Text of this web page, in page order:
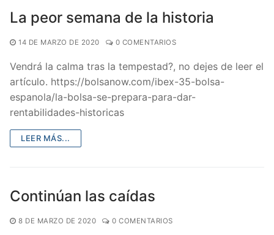
La peor semana de la historia
14 DE MARZO DE 2020 0 COMENTARIOS
Vendrá la calma tras la tempestad?, no dejes de leer el
artículo. https://bolsanow.com/ibex-35-bolsa-
espanola/la-bolsa-se-prepara-para-dar-
rentabilidades-historicas
LEER MÁS...
Continúan las caídas
8 DE MARZO DE 2020 0 COMENTARIOS